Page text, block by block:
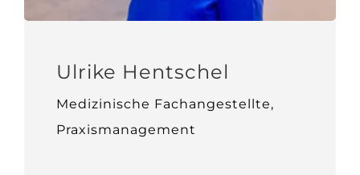
Ulrike Hentschel
Medizinische Fachangestellte,
Praxismanagement